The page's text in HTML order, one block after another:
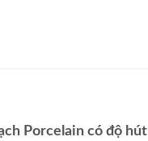
Porcelain có độ hút